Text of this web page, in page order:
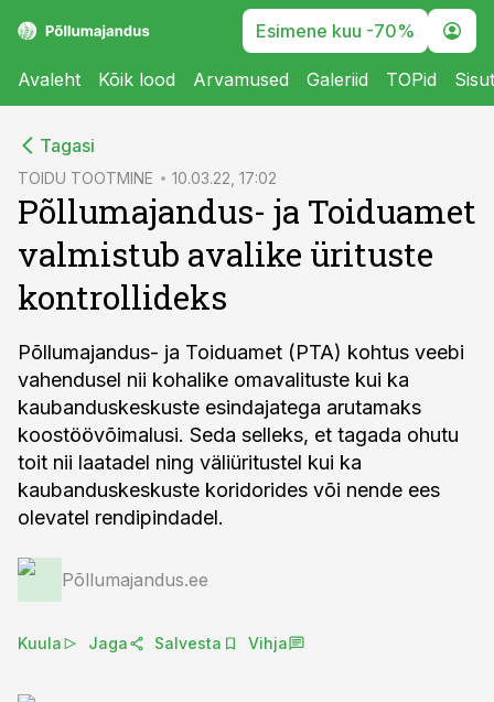
Esimene kuu -70%
Avaleht Kõik lood Arvamused Galeriid TOPid
Tagasi
TOIDU TOOTMINE 10.03.22, 17:02
Põllumajandus- ja Toiduamet
valmistub avalike ürituste
kontrollideks
Põllumajandus- ja Toiduamet (PTA) kohtus veebi
vahendusel nii kohalike omavalituste kui ka
kaubanduskeskuste esindajatega arutamaks
koostöövõimalusi. Seda selleks, et tagada ohutu
toit nii laatadel ning väliüritustel kui ka
kaubanduskeskuste koridorides või nende ees
olevatel rendipindadel.
Põllumajandus.ee
Kuula Jaga Salvesta Vihja